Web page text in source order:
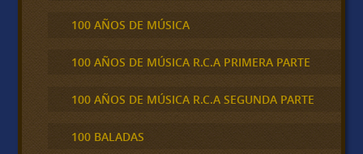
100 AÑOS DE MÚSICA
100 AÑOS DE MÚSICA R.C.A PRIMERA PARTE
100 AÑOS DE MÚSICA R.C.A SEGUNDA PARTE
100 BALADAS